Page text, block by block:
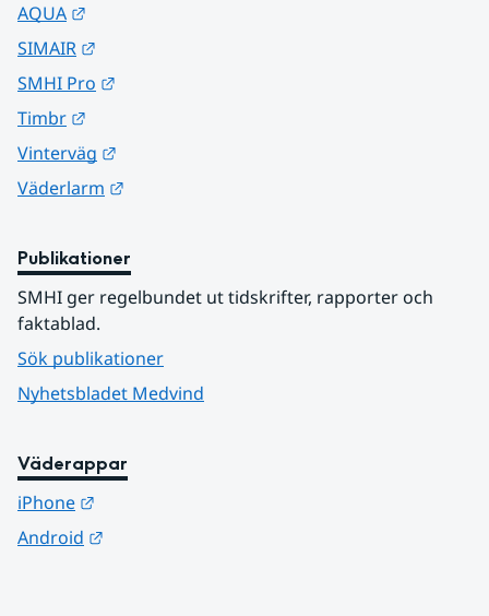
AQUA
SIMAIR
SMHI Pro
Timbr
Vinterväg
Väderlarm
Publikationer
SMHI ger regelbundet ut tidskrifter, rapporter och
faktablad.
Sök publikationer
Nyhetsbladet Medvind
Väderappar
iPhone
Android